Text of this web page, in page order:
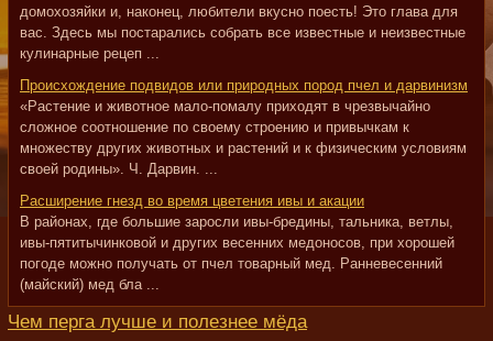
домохозяйки и, наконец, любители вкусно поесть! Это глава для
вас. Здесь мы постарались собрать все известные и неизвестные
кулинарные рецеп ...
Происхождение подвидов или природных пород пчел и дарвинизм
«Растение и животное мало-помалу приходят в чрезвычайно
сложное соотношение по своему строению и привычкам к
множеству других животных и растений и к физическим условиям
своей родины». Ч. Дарвин. ...
Расширение гнезд во время цветения ивы и акации
В районах, где большие заросли ивы-бредины, тальника, ветлы,
ивы-пятитычинковой и других весенних медоносов, при хорошей
погоде можно получать от пчел товарный мед. Ранневесенний
(майский) мед бла ...
Чем перга лучше и полезнее мёда